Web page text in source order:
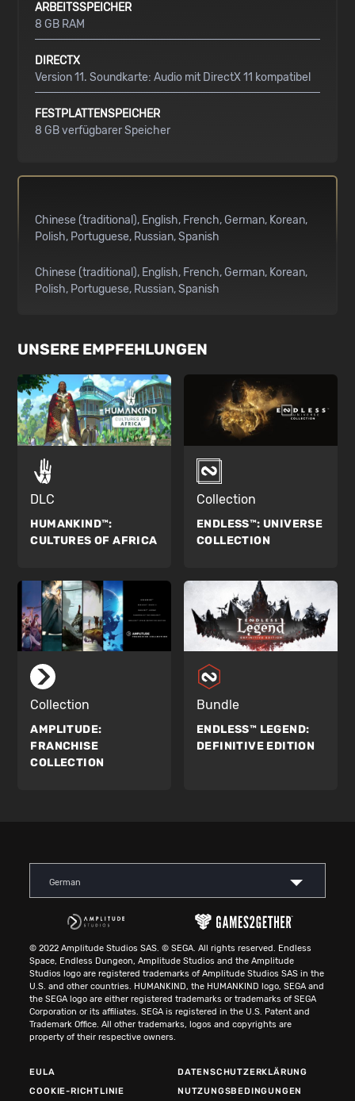
ARBEITSSPEICHER
8 GB RAM
DIRECTX
Version 11. Soundkarte: Audio mit DirectX 11 kompatibel
FESTPLATTENSPEICHER
8 GB verfügbarer Speicher
Chinese (traditional) English French German Korean
Polish Portuguese Russian Spanish
Chinese (traditional) English French German Korean
Polish Portuguese Russian Spanish
UNSERE EMPFEHLUNGEN
DLC
HUMANKIND™:
CULTURES OF AFRICA
Collection
ENDLESS™: UNIVERSE
COLLECTION
Collection
AMPLITUDE:
FRANCHISE
COLLECTION
Bundle
ENDLESS™ LEGEND:
DEFINITIVE EDITION
German
© 2022 Amplitude Studios SAS. © SEGA. All rights reserved. Endless
Space, Endless Dungeon, Amplitude Studios and the Amplitude
Studios logo are registered trademarks of Amplitude Studios SAS in the
U.S. and other countries. HUMANKIND, the HUMANKIND logo, SEGA and
the SEGA logo are either registered trademarks or trademarks of SEGA
Corporation or its affiliates. SEGA is registered in the U.S. Patent and
Trademark Office. All other trademarks, logos and copyrights are
property of their respective owners.
EULA
DATENSCHUTZERKLÄRUNG
COOKIE-RICHTLINIE
NUTZUNGSBEDINGUNGEN